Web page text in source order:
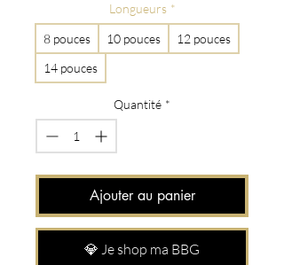
Longueurs *
8 pouces
10 pouces
12 pouces
14 pouces
Quantité *
Ajouter au panier
💎 Je shop ma BBG